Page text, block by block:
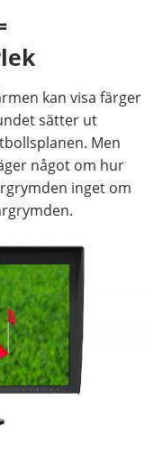
kan visa färger
sätter ut
Men
något om hur
inget om